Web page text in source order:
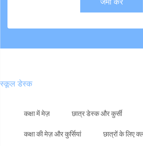
स्कूल डेस्क
कक्षा में मेज़ छात्र डेस्क और कुर्सी
कक्षा की मेज़ और कुर्सियां छात्रों के लिए